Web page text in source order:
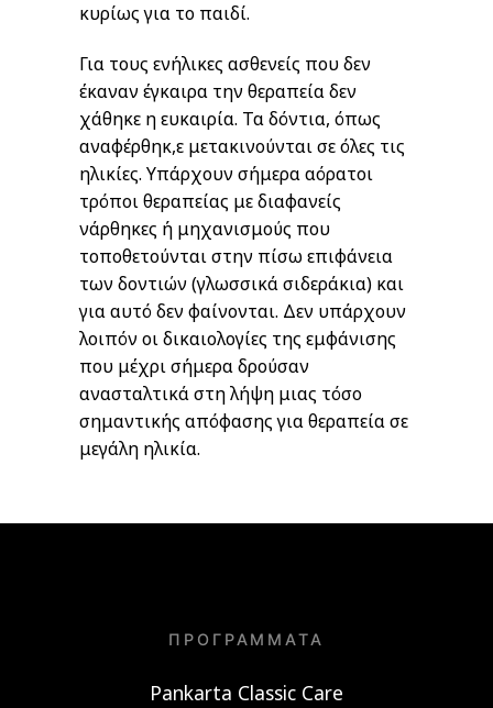
κυρίως για το παιδί.
Για τους ενήλικες ασθενείς που δεν
έκαναν έγκαιρα την θεραπεία δεν
χάθηκε η ευκαιρία. Τα δόντια, όπως
αναφέρθηκ,ε μετακινούνται σε όλες τις
ηλικίες. Υπάρχουν σήμερα αόρατοι
τρόποι θεραπείας με διαφανείς
νάρθηκες ή μηχανισμούς που
τοποθετούνται στην πίσω επιφάνεια
των δοντιών (γλωσσικά σιδεράκια) και
για αυτό δεν φαίνονται. Δεν υπάρχουν
λοιπόν οι δικαιολογίες της εμφάνισης
που μέχρι σήμερα δρούσαν
ανασταλτικά στη λήψη μιας τόσο
σημαντικής απόφασης για θεραπεία σε
μεγάλη ηλικία.
ΠΡΟΓΡΆΜΜΑΤΑ
Pankarta Classic Care